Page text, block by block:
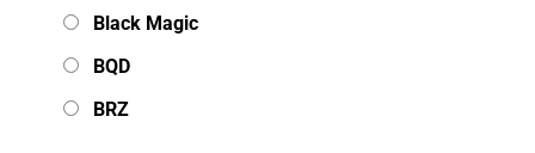
Black Magic
BQD
BRZ